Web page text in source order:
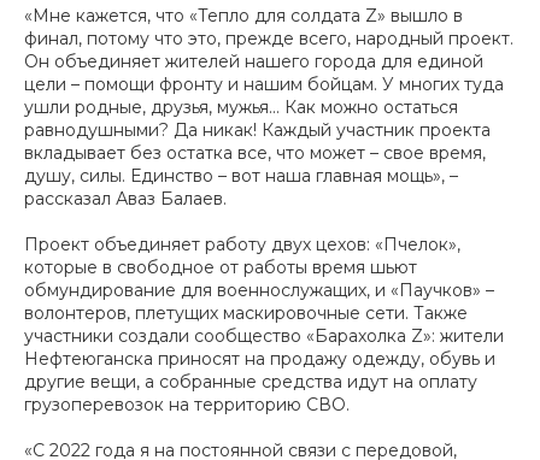
«Мне кажется, что «Тепло для солдата Z» вышло в
финал, потому что это, прежде всего, народный проект.
Он объединяет жителей нашего города для единой
цели – помощи фронту и нашим бойцам. У многих туда
ушли родные, друзья, мужья... Как можно остаться
равнодушными? Да никак! Каждый участник проекта
вкладывает без остатка все, что может – свое время,
душу, силы. Единство – вот наша главная мощь», –
рассказал Аваз Балаев.
Проект объединяет работу двух цехов: «Пчелок»,
которые в свободное от работы время шьют
обмундирование для военнослужащих, и «Паучков» –
волонтеров, плетущих маскировочные сети. Также
участники создали сообщество «Барахолка Z»: жители
Нефтеюганска приносят на продажу одежду, обувь и
другие вещи, а собранные средства идут на оплату
грузоперевозок на территорию СВО.
«С 2022 года я на постоянной связи с передовой,